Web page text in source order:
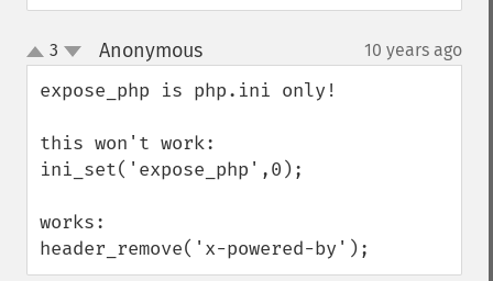
up
down
3 Anonymous¶ 10 years ago
expose_php is php.ini only!
this won't work:
ini_set('expose_php',0);
works:
header_remove('x-powered-by');